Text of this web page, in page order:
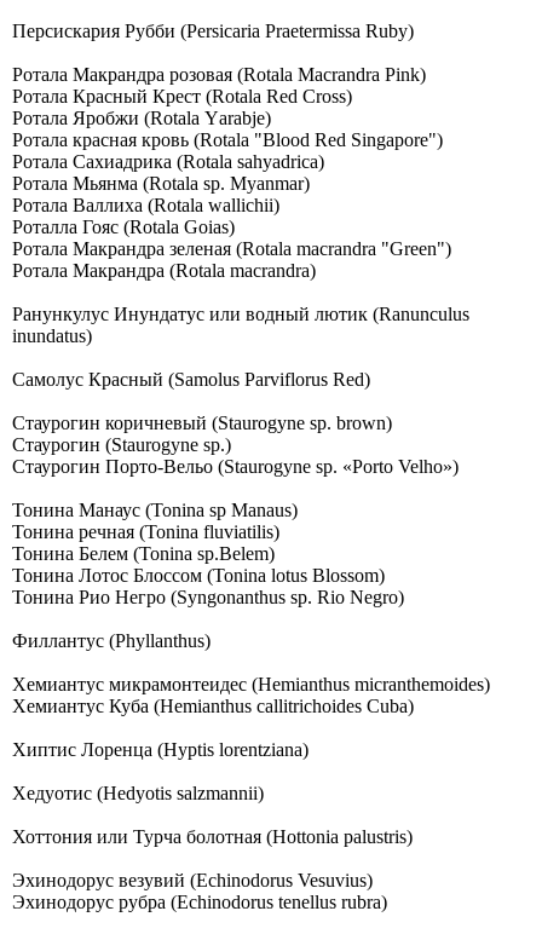
Персискария Рубби (Persicaria Praetermissa Ruby)
Ротала Макрандра розовая (Rоtаlа Масrаndrа Рink)
Ротала Красный Крест (Rоtаlа Rеd Сrоss)
Ротала Яробжи (Rоtаlа Yаrаbjе)
Ротала красная кровь (Rоtаlа "Вlооd Rеd Singароrе")
Ротала Сахиадрика (Rotala sahyadrica)
Ротала Мьянма (Rotala sp. Myanmar)
Ротала Валлиха (Rotala wallichii)
Роталла Гояс (Rotala Goias)
Ротала Макрандра зеленая (Rotala macrandra "Green")
Ротала Макрандра (Rotala macrandra)
Ранункулус Инундатус или водный лютик (Ranunculus
inundatus)
Самолус Красный (Sаmоlus Раrviflоrus Rеd)
Стаурогин коричневый (Staurogyne sp. brown)
Стаурогин (Staurogyne sp.)
Стаурогин Порто-Вельо (Staurogyne sp. «Porto Velho»)
Тонина Манаус (Tonina sp Manaus)
Тонина речная (Tonina fluviatilis)
Тонина Белем (Tonina sp.Belem)
Тонина Лотос Блоссом (Tonina lotus Blossom)
Тонина Рио Негро (Syngonanthus sp. Rio Negro)
Филлантус (Phyllanthus)
Хемиантус микрамонтеидес (Hemianthus micranthemoides)
Хемиантус Куба (Hemianthus callitrichoides Cuba)
Хиптис Лоренца (Hyptis lorentziana)
Хедуотис (Hedyotis salzmannii)
Хоттония или Турча болотная (Hottonia palustris)
Эхинодорус везувий (Echinodorus Vesuvius)
Эхинодорус рубра (Echinodorus tenellus rubra)